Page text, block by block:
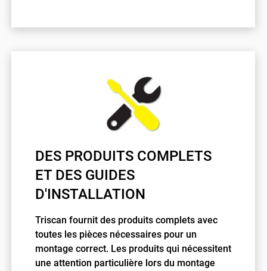
DES PRODUITS COMPLETS
ET DES GUIDES
D'INSTALLATION
Triscan fournit des produits complets avec
toutes les pièces nécessaires pour un
montage correct. Les produits qui nécessitent
une attention particulière lors du montage